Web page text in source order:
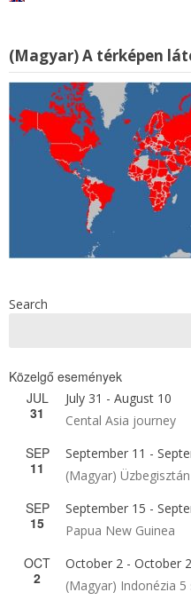
(Magyar) A térképen
Search
Közelgő események
JUL
31
July 31 - August 10
Cental Asia journey
SEP
11
September 11 -
(Magyar)
SEP
15
September 15 -
Papua New Guinea
OCT
2
October 2 - October
(Magyar) Indonézia 5